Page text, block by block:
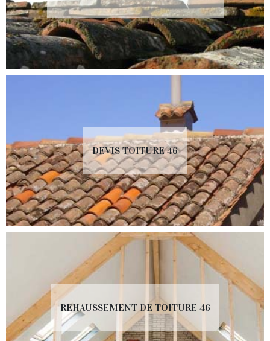
DEVIS TOITURE 46
REHAUSSEMENT DE TOITURE 46